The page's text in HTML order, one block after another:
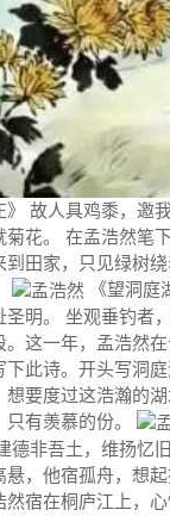
》 故人具鸡黍，邀
菊花。 在孟浩然笔
到田家，只见绿树
《望洞庭
圣明。 坐观垂钓者
。这一年，孟浩然
下此诗。开头写洞
想要度过这浩瀚的
有羡慕的份。
德非吾土，维扬忆
悬，他宿孤舟，想
然宿在桐庐江上，